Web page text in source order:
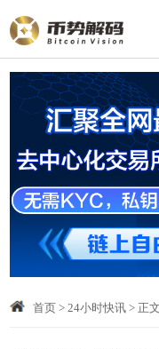
首页> 24小时快讯> 正文